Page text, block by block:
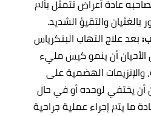
عادة أعراض تتمثل بألم
والتقيؤ الشديد.
بعد علاج التهاب البنكرياس
أن ينمو كيس مليء
والإنزيمات الهضمية على
أن يختفي لوحده أو في حال
ما يتم إجراء عملية جراحية